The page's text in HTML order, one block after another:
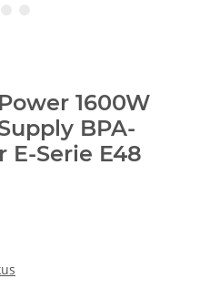
1600W
BPA-
E-Serie E48